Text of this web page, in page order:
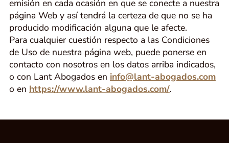
emisión en cada ocasión en que se conecte a nuestra
página Web y así tendrá la certeza de que no se ha
producido modificación alguna que le afecte.
Para cualquier cuestión respecto a las Condiciones
de Uso de nuestra página web, puede ponerse en
contacto con nosotros en los datos arriba indicados,
o con Lant Abogados en info@lant-abogados.com
o en https://www.lant-abogados.com/.